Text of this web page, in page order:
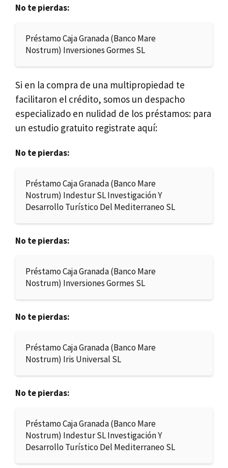
No te pierdas:
Préstamo Caja Granada (Banco Mare
Nostrum) Inversiones Gormes SL
Si en la compra de una multipropiedad te
facilitaron el crédito, somos un despacho
especializado en nulidad de los préstamos: para
un estudio gratuito registrate aquí:
No te pierdas:
Préstamo Caja Granada (Banco Mare
Nostrum) Indestur SL Investigación Y
Desarrollo Turístico Del Mediterraneo SL
No te pierdas:
Préstamo Caja Granada (Banco Mare
Nostrum) Inversiones Gormes SL
No te pierdas:
Préstamo Caja Granada (Banco Mare
Nostrum) Iris Universal SL
No te pierdas:
Préstamo Caja Granada (Banco Mare
Nostrum) Indestur SL Investigación Y
Desarrollo Turístico Del Mediterraneo SL